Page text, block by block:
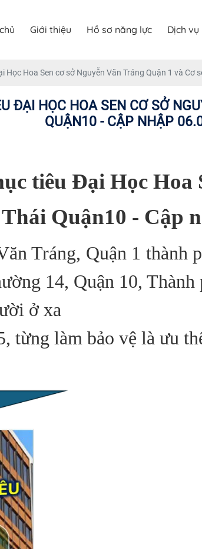
Giới thiệu Hồ sơ năng lực Dịch vụ
Học Hoa Sen cơ sở Nguyễn Văn Tráng Quận 1 và Cơ
ĐẠI HỌC HOA SEN CƠ SỞ
QUẬN10 - CẬP NHẬP
tiêu Đại Học Hoa
Quận10 - Cập
Tráng, Quận 1
14, Quận 10,
ở xa
từng làm bảo vệ là ưu